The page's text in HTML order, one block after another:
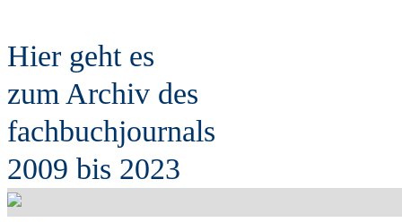
Hier geht es
zum Archiv des
fachbuchjournals
2009 bis 2023